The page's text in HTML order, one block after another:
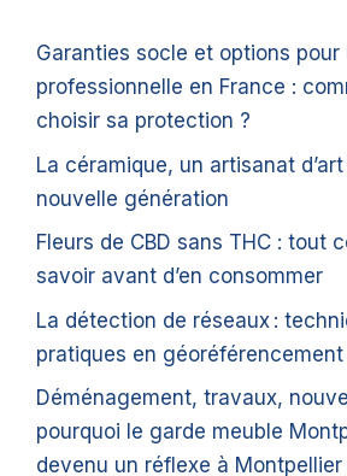
Garanties socle et options pour
professionnelle en France :
choisir sa protection ?
La céramique, un artisanat
nouvelle génération
Fleurs de CBD sans THC : tout
savoir avant d’en consommer
La détection de réseaux :
pratiques en géoréférencement
Déménagement, travaux,
pourquoi le garde meuble
devenu un réflexe à Montpellier